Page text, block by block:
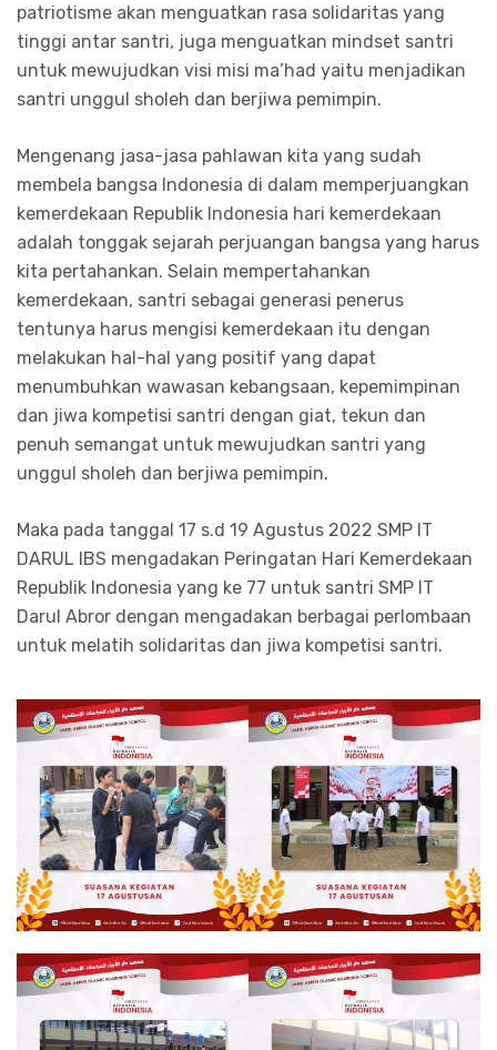
patriotisme akan menguatkan rasa solidaritas yang
tinggi antar santri, juga menguatkan mindset santri
untuk mewujudkan visi misi ma’had yaitu menjadikan
santri unggul sholeh dan berjiwa pemimpin.
Mengenang jasa-jasa pahlawan kita yang sudah
membela bangsa Indonesia di dalam memperjuangkan
kemerdekaan Republik Indonesia hari kemerdekaan
adalah tonggak sejarah perjuangan bangsa yang harus
kita pertahankan. Selain mempertahankan
kemerdekaan, santri sebagai generasi penerus
tentunya harus mengisi kemerdekaan itu dengan
melakukan hal-hal yang positif yang dapat
menumbuhkan wawasan kebangsaan, kepemimpinan
dan jiwa kompetisi santri dengan giat, tekun dan
penuh semangat untuk mewujudkan santri yang
unggul sholeh dan berjiwa pemimpin.
Maka pada tanggal 17 s.d 19 Agustus 2022 SMP IT
DARUL IBS mengadakan Peringatan Hari Kemerdekaan
Republik Indonesia yang ke 77 untuk santri SMP IT
Darul Abror dengan mengadakan berbagai perlombaan
untuk melatih solidaritas dan jiwa kompetisi santri.